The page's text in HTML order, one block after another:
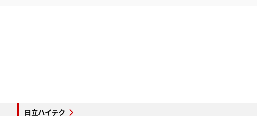
日立ハイテク